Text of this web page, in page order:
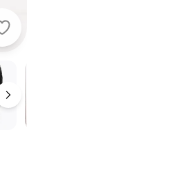
Quintess - Calça Mom Jeans Preto